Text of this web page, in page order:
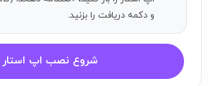
و دکمه دریافت را بزنید.
شروع نصب اپ استار